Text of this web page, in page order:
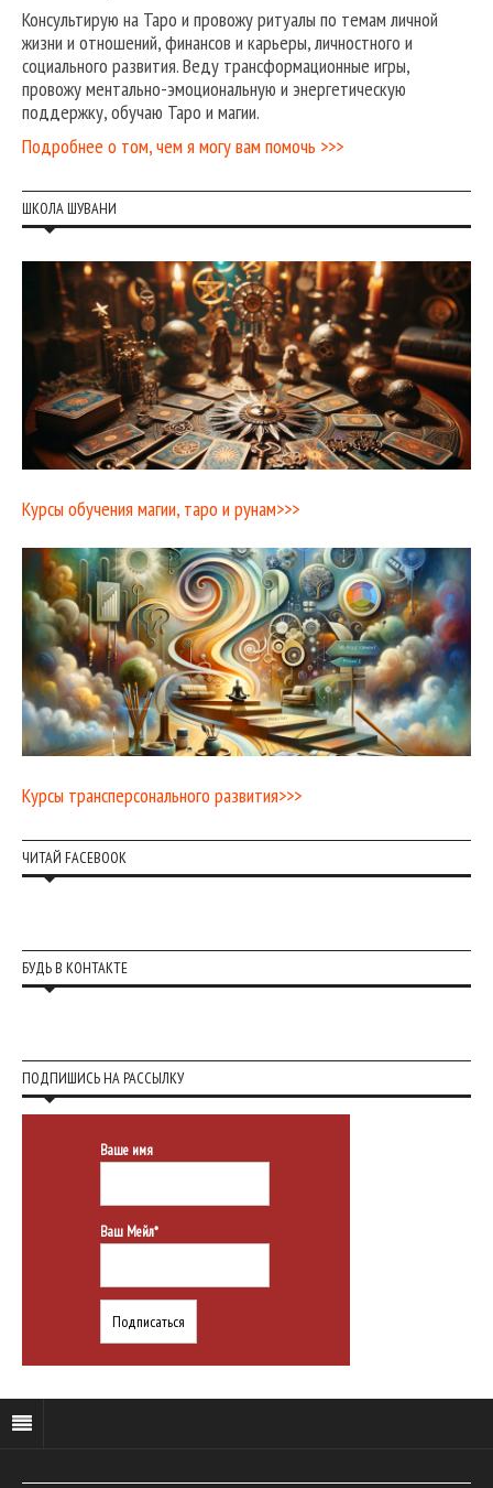
Консультирую на Таро и провожу ритуалы по темам личной
жизни и отношений, финансов и карьеры, личностного и
социального развития. Веду трансформационные игры,
провожу ментально-эмоциональную и энергетическую
поддержку, обучаю Таро и магии.
Подробнее о том, чем я могу вам помочь >>>
ШКОЛА ШУВАНИ
Курсы обучения магии, таро и рунам>>>
Курсы трансперсонального развития>>>
ЧИТАЙ FACEBOOK
БУДЬ В КОНТАКТЕ
ПОДПИШИСЬ НА РАССЫЛКУ
Ваше имя
Ваш Мейл*